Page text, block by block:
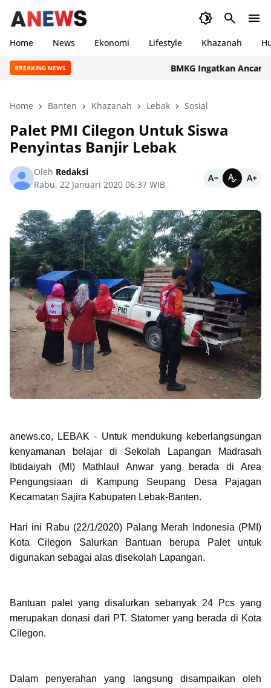
Home News Ekonomi Lifestyle Khazanah
BREAKING NEWS BMKG Ingatkan Ancaman
Home Banten Khazanah Lebak Sosial
Palet PMI Cilegon Untuk Siswa
Penyintas Banjir Lebak
Oleh Redaksi
Rabu, 22 Januari 2020 06:37 WIB
anews.co, LEBAK - Untuk mendukung keberlangsungan
kenyamanan belajar di Sekolah Lapangan Madrasah
Ibtidaiyah (MI) Mathlaul Anwar yang berada di Area
Pengungsiaan di Kampung Seupang Desa Pajagan
Kecamatan Sajira Kabupaten Lebak-Banten.
Hari ini Rabu (22/1/2020) Palang Merah Indonesia (PMI)
Kota Cilegon Salurkan Bantuan berupa Palet untuk
digunakan sebagai alas disekolah Lapangan.
Bantuan palet yang disalurkan sebanyak 24 Pcs yang
merupakan donasi dari PT. Statomer yang berada di Kota
Cilegon.
Dalam penyerahan yang langsung disampaikan oleh